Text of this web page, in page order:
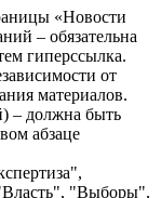
«Новости
– обязательна
гиперссылка.
от
материалов.
– должна быть
абзаце
"Выборы",